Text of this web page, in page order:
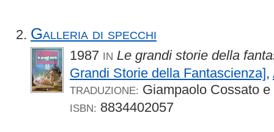
Galleria di specchi
1987 IN Le grandi storie della
Grandi Storie della Fantascienza],
TRADUZIONE: Giampaolo Cossato
ISBN: 8834402057